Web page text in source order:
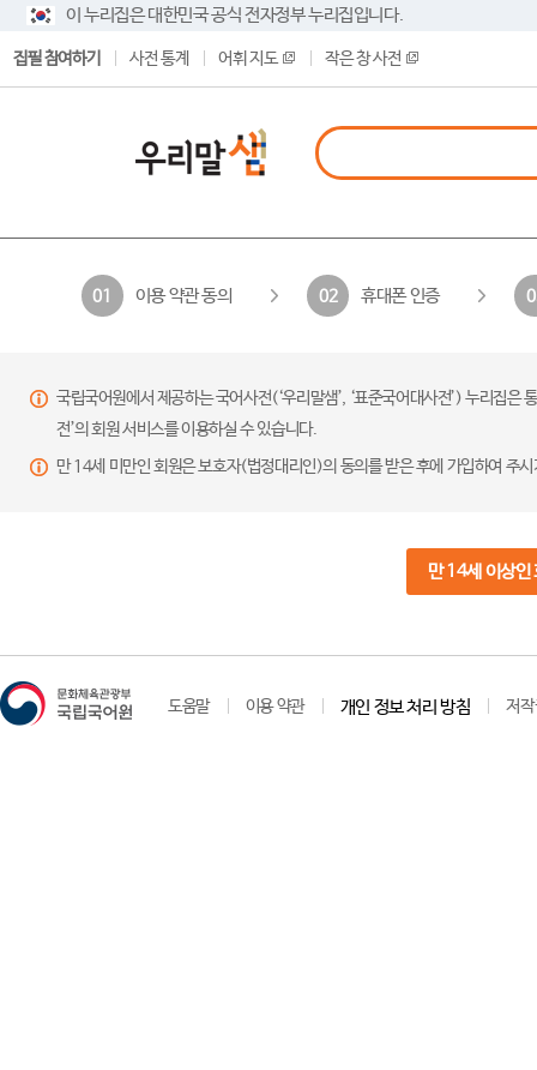
이 누리집은 대한민국 공식 전자정부 누리집입니다.
집필 참여하기 사전 통계 어휘 지도 작은 창 사전
01 이용 약관 동의 02 휴대폰 인증
국립국어원에서 제공하는 국어사전(‘우리말샘’, ‘표준국어대사전’) 누리집
전’의 회원 서비스를 이용하실 수 있습니다.
만 14세 미만인 회원은 보호자(법정대리인)의 동의를 받은 후에 가입하여 주
만 14세 이상인
도움말 이용 약관 개인 정보 처리 방침 저